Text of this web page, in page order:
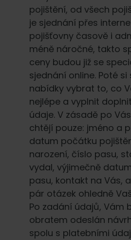
pojištění, od všech
je sjednání přes
pojišťovny časově i
méně náročné, takto
ceny budou již se
sjednání online. Poté
nabídky vybrat to, co
nejlépe a vyplnit
údaje. V zásadě po
chtějí pouze: jméno a
datum počátku
narození, číslo pasu,
vydal, výjimečně
pasu, kontakt na Vás,
pár otázek ohledně
Po zadání údajů, Vám
obratem odeslán
spolu s platebními